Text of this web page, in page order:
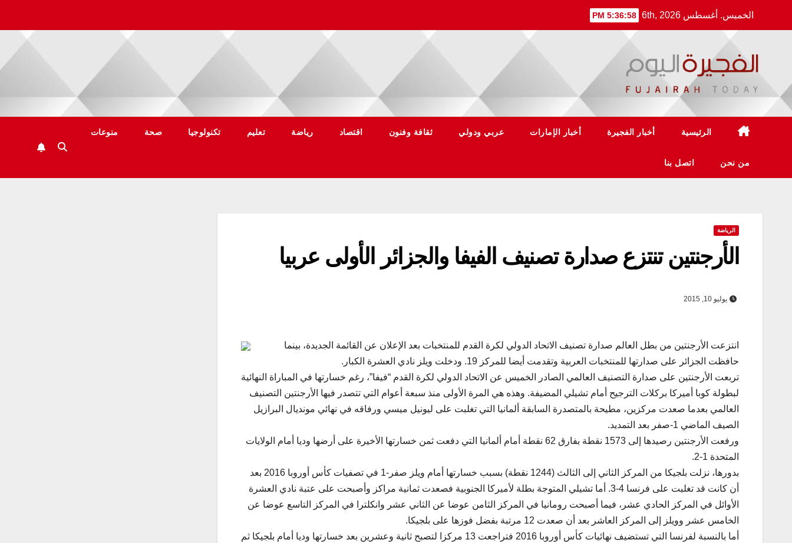
الخميس. أغسطس 6th, 2026 5:36:59 PM
الرئيسية أخبار الفجيرة أخبار الإمارات عربي ودولي ثقافة وفنون اقتصاد رياضة تعليم تكنولوجيا صحة منوعات
من نحن اتصل بنا
الرياضة
الأرجنتين تنتزع صدارة تصنيف الفيفا والجزائر الأولى عربيا
يوليو 10, 2015
انتزعت الأرجنتين من بطل العالم صدارة تصنيف الاتحاد الدولي لكرة القدم للمنتخبات بعد الإعلان عن القائمة الجديدة، بينما
حافظت الجزائر على صدارتها للمنتخبات العربية وتقدمت أيضا للمركز 19. ودخلت ويلز نادي العشرة الكبار.
تربعت الأرجنتين على صدارة التصنيف العالمي الصادر الخميس عن الاتحاد الدولي لكرة القدم “فيفا”، رغم خسارتها في المباراة النهائية
لبطولة كوبا أميركا بركلات الترجيح أمام تشيلي المضيفة. وهذه هي المرة الأولى منذ سبعة أعوام التي تتصدر فيها الأرجنتين التصنيف
العالمي بعدما صعدت مركزين، مطيحة بالمتصدرة السابقة ألمانيا التي تغلبت على ليونيل ميسي ورفاقه في نهائي مونديال البرازيل
الصيف الماضي 1-صفر بعد التمديد.
ورفعت الأرجنتين رصيدها إلى 1573 نقطة بفارق 62 نقطة أمام ألمانيا التي دفعت ثمن خسارتها الأخيرة على أرضها وديا أمام الولايات
المتحدة 1-2.
بدورها، نزلت بلجيكا من المركز الثاني إلى الثالث (1244 نقطة) بسبب خسارتها أمام ويلز صفر-1 في تصفيات كأس أوروبا 2016 بعد
أن كانت قد تغلبت على فرنسا 4-3. أما تشيلي المتوجة بطلة لأميركا الجنوبية فصعدت ثمانية مراكز وأصبحت على عتبة نادي العشرة
الأوائل في المركز الحادي عشر، فيما أصبحت رومانيا في المركز الثامن عوضا عن الثاني عشر وانكلترا في المركز التاسع عوضا عن
الخامس عشر وويلز إلى المركز العاشر بعد أن صعدت 12 مرتبة بفضل فوزها على بلجيكا.
أما بالنسبة لفرنسا التي تستضيف نهائيات كأس أوروبا 2016 فتراجعت 13 مركزا لتصبح ثانية وعشرين بعد خسارتها وديا أمام بلجيكا ثم